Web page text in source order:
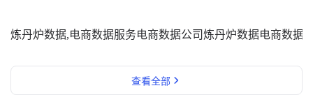
炼丹炉数据,电商数据服务电商数据公司炼丹炉数据电商数据
查看全部